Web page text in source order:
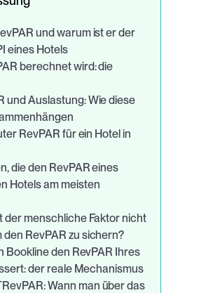
und warum ist er der
eines Hotels
berechnet wird: die
und Auslastung: Wie diese
RevPAR für ein Hotel in
die den RevPAR eines
Hotels am meisten
der menschliche Faktor nicht
den RevPAR zu sichern?
Bookline den RevPAR Ihres
der reale Mechanismus
Wann man über das